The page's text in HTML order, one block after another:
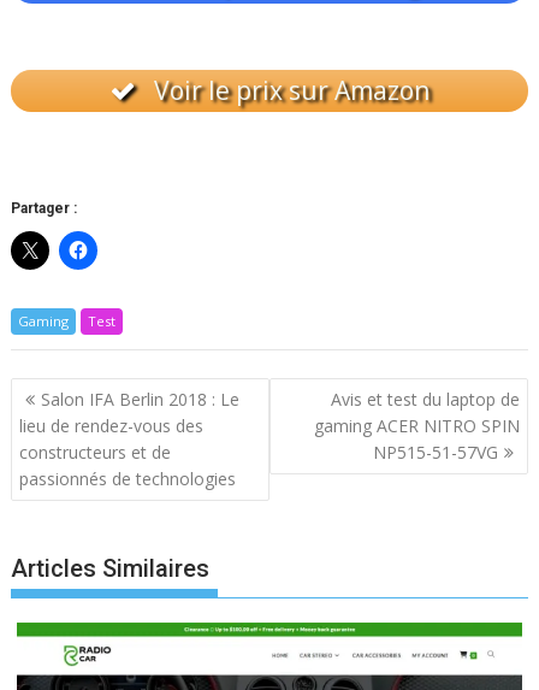
Voir le prix sur Amazon
Partager :
Gaming Test
Navigation
de
l’article
Salon IFA Berlin 2018 : Le
lieu de rendez-vous des
constructeurs et de
passionnés de technologies
Avis et test du laptop de
gaming ACER NITRO SPIN
NP515-51-57VG
Articles Similaires